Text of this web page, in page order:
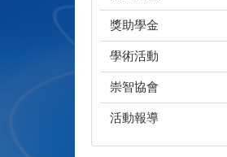
獎助學金
學術活動
崇智協會
活動報導